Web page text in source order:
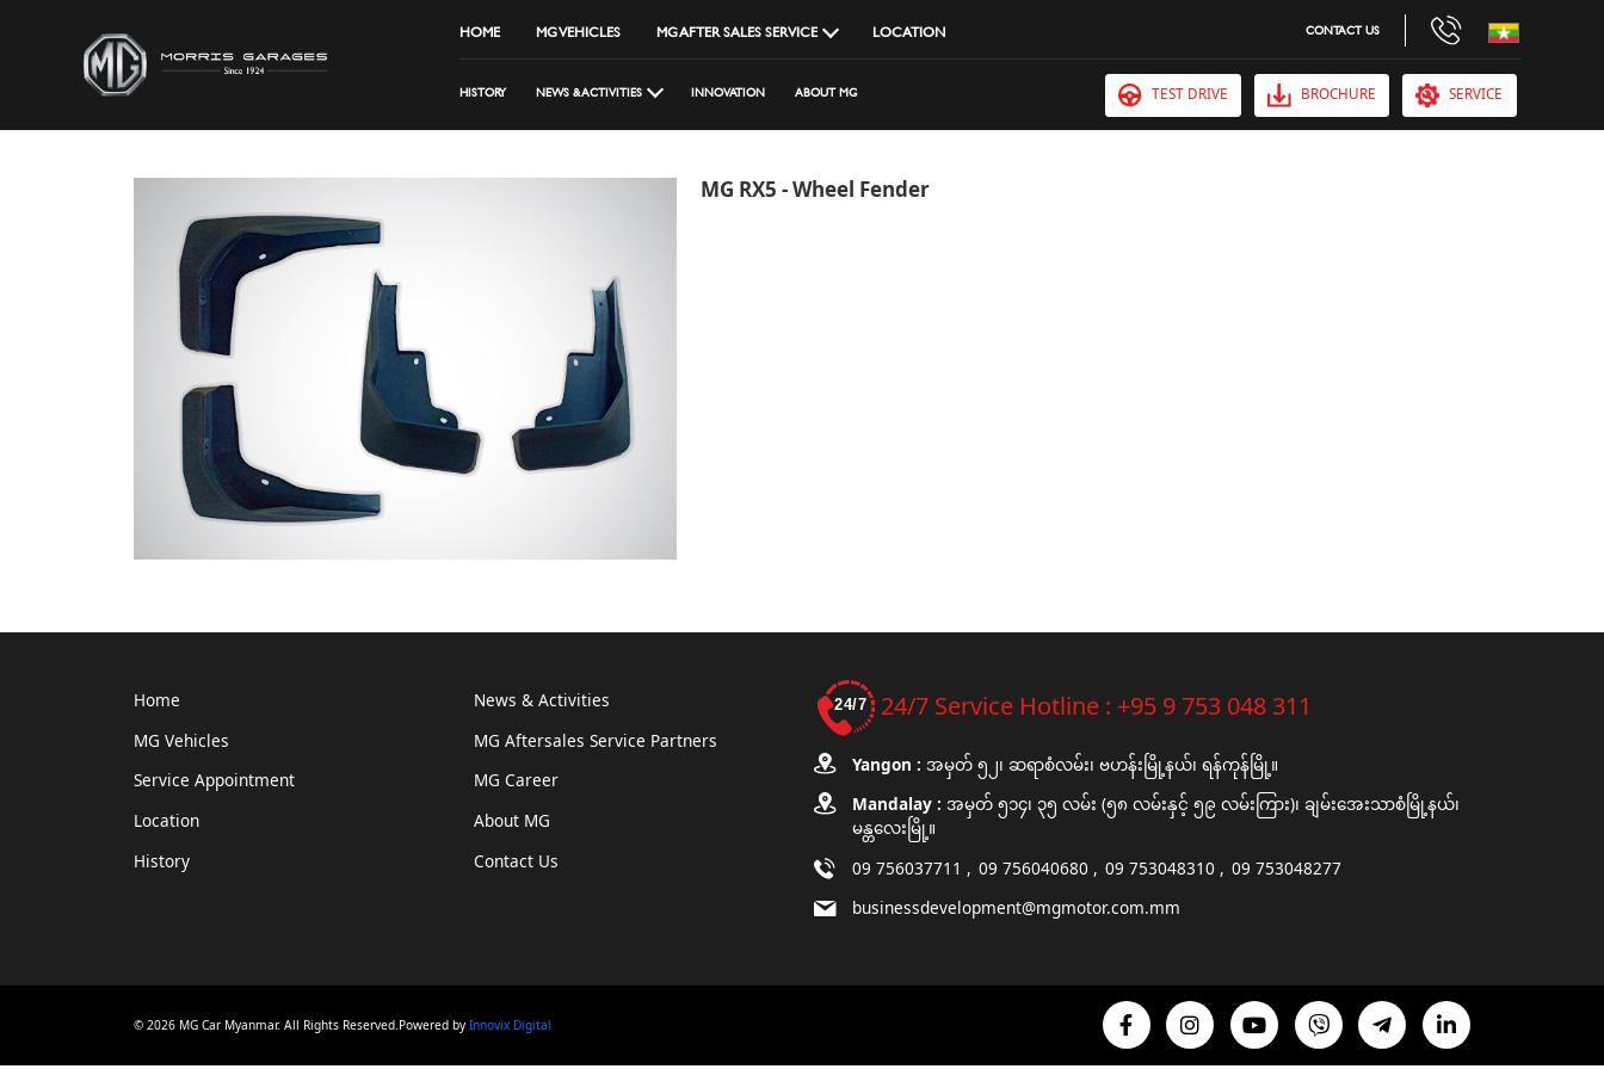
CONTACT US
HOME MG VEHICLES MG AFTER SALES SERVICE LOCATION
HISTORY NEWS & ACTIVITIES INNOVATION ABOUT MG TEST DRIVE BROCHURE SERVICE
MG RX5 - Wheel Fender
Home
MG Vehicles
Service Appointment
Location
History
News & Activities
MG Aftersales Service Partners
MG Career
About MG
Contact Us
24/7 Service Hotline : +95 9 753 048 311
Yangon : အမှတ် ၅၂၊ ဆရာစံလမ်း၊ ဗဟန်းမြို့နယ်၊ ရန်ကုန်မြို့။
Mandalay : အမှတ် ၅၁၄၊ ၃၅ လမ်း (၅၈ လမ်းနှင့် ၅၉ လမ်းကြား)၊ ချမ်းအေးသာစံမြို့နယ်၊
မန္တလေးမြို့။
09 756037711
09 756040680 09 753048310
09 753048277
businessdevelopment@mgmotor.com.mm
© 2026 MG Car Myanmar. All Rights Reserved.Powered byInnovix Digital